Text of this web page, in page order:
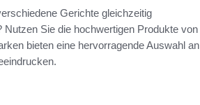
Gerichte gleichzeitig
Sie die hochwertigen Produkte von
bieten eine hervorragende Auswahl an